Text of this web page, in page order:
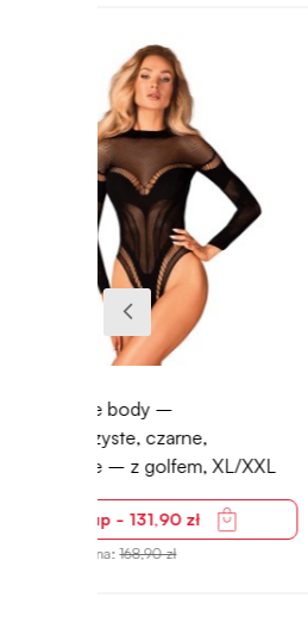
Wibrator analny
aplikacją Lush Anal
Kup - 484,90 zł
Najniższa cena: